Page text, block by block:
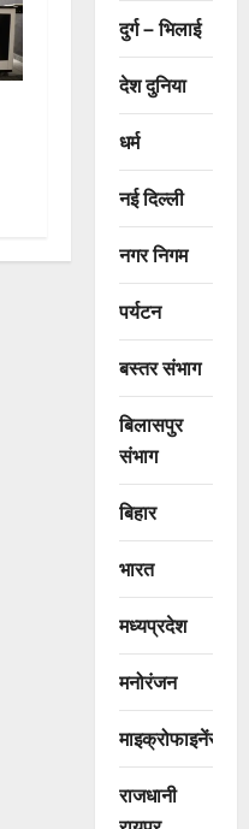
दुर्ग – भिलाई
देश दुनिया
धर्म
नई दिल्ली
नगर निगम
पर्यटन
बस्तर संभाग
बिलासपुर
संभाग
बिहार
भारत
मध्यप्रदेश
मनोरंजन
माइक्रोफाइनेंस
राजधानी